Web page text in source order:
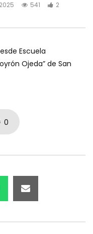
541 2
Escuela
Ojeda” de San
0